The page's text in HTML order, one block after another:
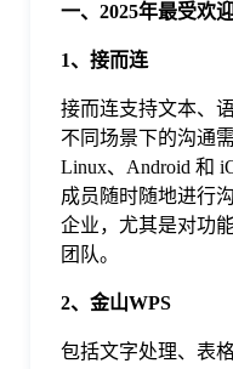
一、2025年最受欢
1、接而连
接而连支持文本、
不同场景下的沟通
Linux、Android 和
成员随时随地进行
企业，尤其是对功
团队。
2、金山WPS
包括文字处理、表